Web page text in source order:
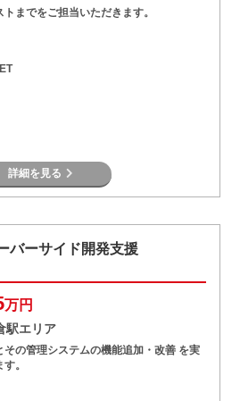
までをご担当いただきます。
詳細を見る
バーサイド開発支援
万円
エリア
その管理システムの機能追加・改善 を実
。